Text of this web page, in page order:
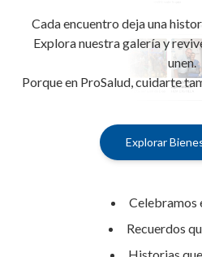
Cada encuentro deja una
Explora nuestra galería y
unen.
Porque en ProSalud, cuidarte
Explorar
Celebramos
Recuerdos